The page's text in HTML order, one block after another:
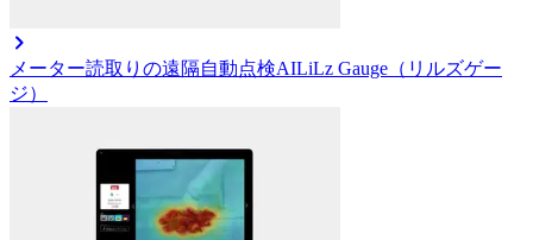
メーター読取りの遠隔自動点検AILiLz Gauge（リルズゲー
ジ）